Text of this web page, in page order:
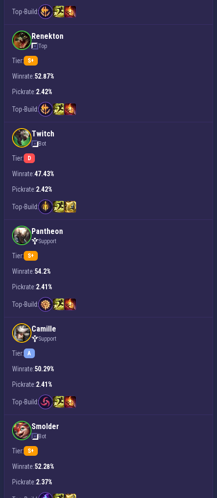
Top-Build:
Renekton
Top
Tier: S+
Winrate:52.87%
Pickrate:2.42%
Top-Build:
Twitch
Bot
Tier: D
Winrate:47.43%
Pickrate:2.42%
Top-Build:
Pantheon
Support
Tier: S+
Winrate:54.2%
Pickrate:2.41%
Top-Build:
Camille
Support
Tier: A
Winrate:50.29%
Pickrate:2.41%
Top-Build:
Smolder
Bot
Tier: S+
Winrate:52.28%
Pickrate:2.37%